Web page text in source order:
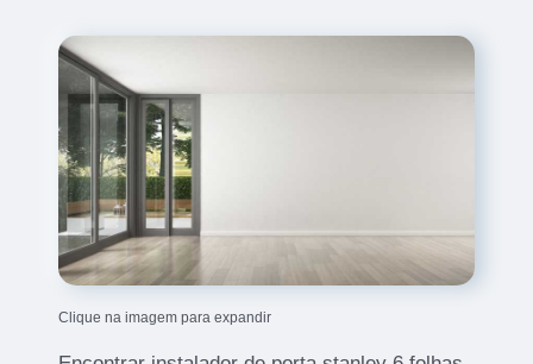
Clique na imagem para expandir